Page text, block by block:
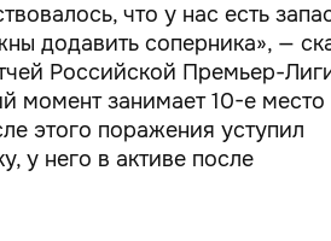
что у нас есть
додавить соперника», —
Российской Премьер-
момент занимает 10-е место
этого поражения уступил
у него в активе после